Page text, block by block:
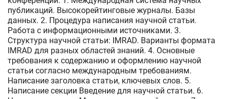
публикаций. Высокорейтинговые журналы. Базы
данных. 2. Процедура написания научной статьи.
Работа с информационными источниками. 3.
Структура научной статьи: IMRAD. Варианты формата
IMRAD для разных областей знаний. 4. Основные
требования к содержанию и оформлению научной
статьи согласно международным требованиям.
Написание заголовка статьи, ключевых слов. 5.
Написание секции Введение для научной статьи. 6.